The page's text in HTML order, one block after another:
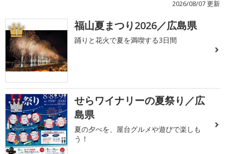
2026/08/07 更新
1 福山夏まつり2026／広島県
踊りと花火で夏を満喫する3日間
2
せらワイナリーの夏祭り／広
島県
夏の夕べを、屋台グルメや遊びで楽しも
う！